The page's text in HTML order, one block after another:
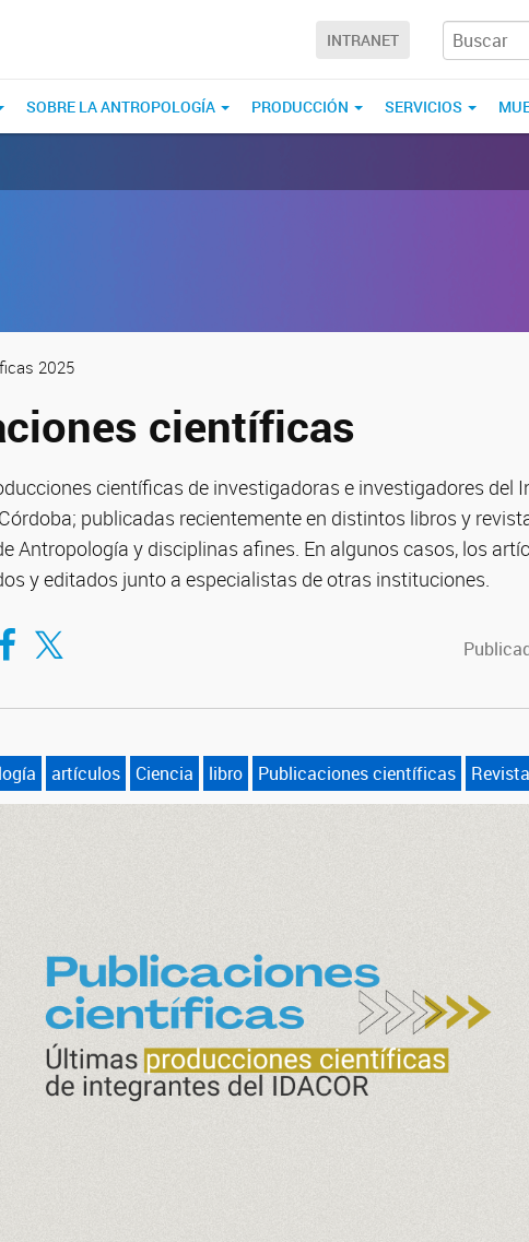
INTRANET
SOBRE LA ANTROPOLOGÍA PRODUCCIÓN SERVICIOS
2025
científicas
científicas de investigadoras e investigadores del
publicadas recientemente en distintos libros y
Antropología y disciplinas afines. En algunos casos, los
y editados junto a especialistas de otras instituciones.
en Facebook
Compartir en Twitter
artículos Ciencia libro Publicaciones científicas Revista